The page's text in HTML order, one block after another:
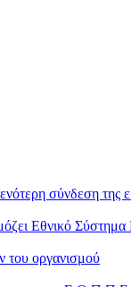
σύνδεση της
Eθνικό Σύστημα
του οργανισμού